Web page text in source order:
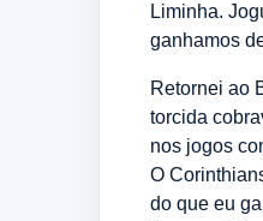
Liminha.
ganhamos
Retornei ao
torcida
nos jogos
O
do que eu